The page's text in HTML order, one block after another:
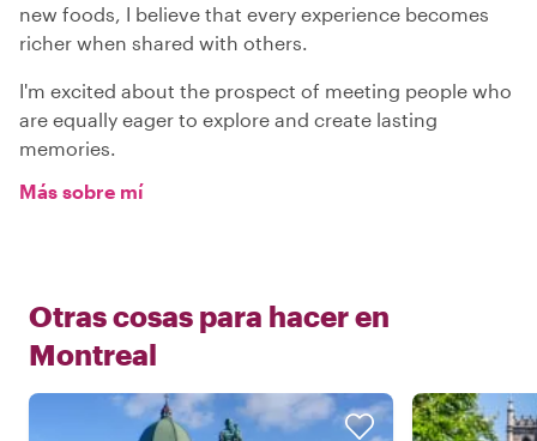
new foods, I believe that every experience becomes
richer when shared with others.
I'm excited about the prospect of meeting people who
are equally eager to explore and create lasting
memories.
Más sobre mí
Otras cosas para hacer en
Montreal